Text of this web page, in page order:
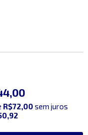
R$72,00 sem juros